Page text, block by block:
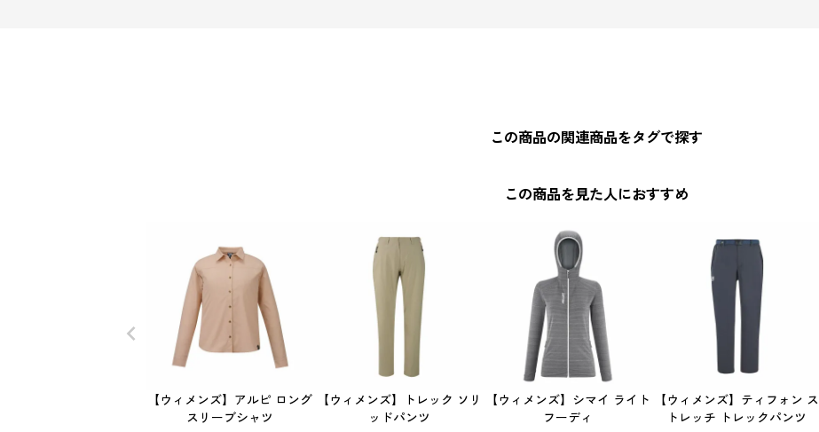
この商品の関連商品をタグで探す
この商品を見た人におすすめ
【ウィメンズ】アルピ ロング
スリーブシャツ
【ウィメンズ】トレック ソリ
ッドパンツ
【ウィメンズ】シマイ ライト
フーディ
【ウィメンズ】ティフォン ス
トレッチ トレックパンツ